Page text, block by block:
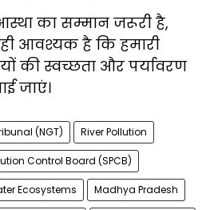
का सम्मान जरूरी है,
आवश्यक है कि हमारी
की स्वच्छता और पर्यावरण
जाएं।
(NGT) River Pollution
Control Board (SPCB)
Ecosystems Madhya Pradesh